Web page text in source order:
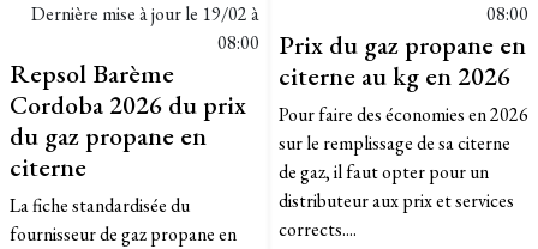
Dernière mise à jour le 19/02 à
08:00
Repsol Barème
Cordoba 2026 du prix
du gaz propane en
citerne
La fiche standardisée du
fournisseur de gaz propane en
08:00
Prix du gaz propane en
citerne au kg en 2026
Pour faire des économies en 2026
sur le remplissage de sa citerne
de gaz, il faut opter pour un
distributeur aux prix et services
corrects....